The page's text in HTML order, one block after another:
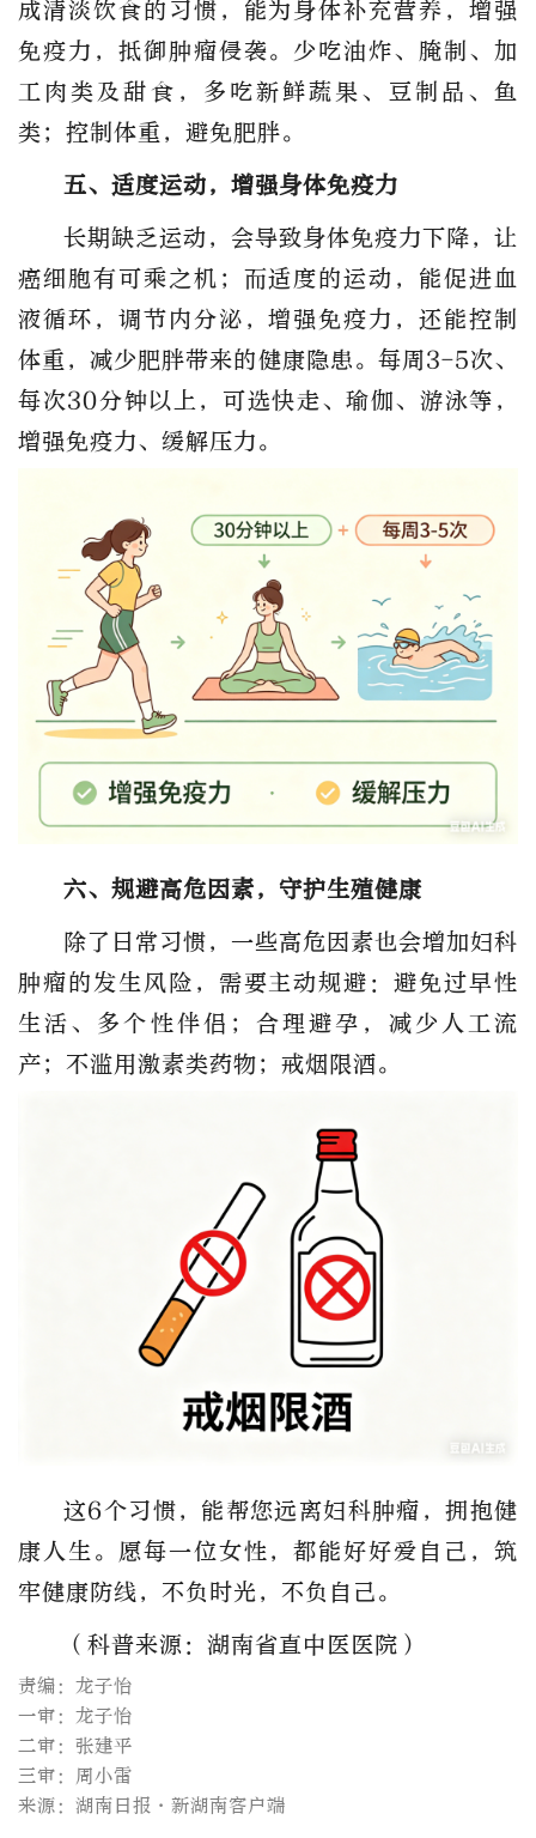
成清淡饮食的习惯，能为身体补充营养，增强
免疫力，抵御肿瘤侵袭。少吃油炸、腌制、加
工肉类及甜食， 多吃新鲜蔬果、豆制品、鱼
类；控制体重，避免肥胖。
五、适度运动，增强身体免疫力
长期缺乏运动，会导致身体免疫力下降，让
癌细胞有可乘之机；而适度的运动，能促进血
液循环，调节内分泌，增强免疫力，还能控制
体重，减少肥胖带来的健康隐患。 每周3-5次、
每次30分钟以上，可选快走、瑜伽、游泳等，
增强免疫力、缓解压力。
六、规避高危因素，守护生殖健康
除了日常习惯，一些高危因素也会增加妇科
肿瘤的发生风险，需要主动规避 ：避免过早性
生活、多个性伴侣；合理避孕，减少人工流
产；不滥用激素类药物；戒烟限酒。
这6个习惯，能帮您远离妇科肿瘤，拥抱健
康人生。愿每一位女性，都能好好爱自己，筑
牢健康防线，不负时光，不负自己。
（科普来源：湖南省直中医医院）
责编：龙子怡
一审：龙子怡
二审：张建平
三审：周小雷
来源：湖南日报·新湖南客户端